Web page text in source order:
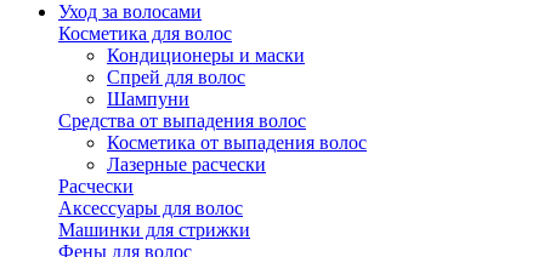
Уход за волосами
Косметика для волос
Кондиционеры и маски
Спрей для волос
Шампуни
Средства от выпадения волос
Косметика от выпадения волос
Лазерные расчески
Расчески
Аксессуары для волос
Машинки для стрижки
Фены для волос